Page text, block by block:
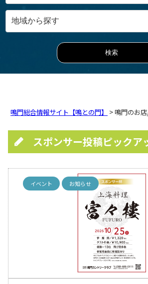
鳴門総合情報サイト【鳴との門】 > 鳴門のお
スポンサー投稿ピックア
イベント お知らせ